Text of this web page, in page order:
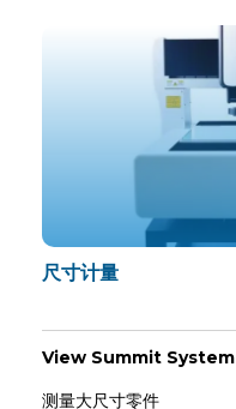
尺寸计量
View Summit System
测量大尺寸零件